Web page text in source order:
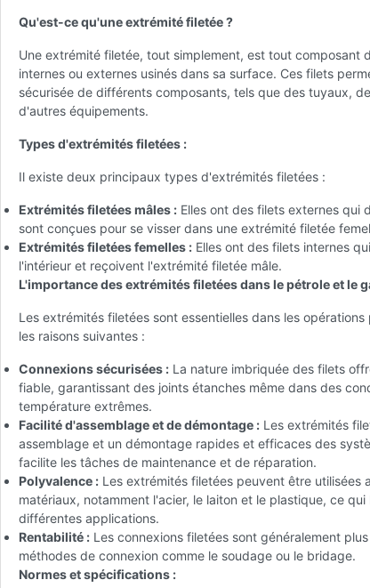
Qu'est-ce qu'une extrémité filetée ?
Une extrémité filetée, tout simplement, est tout composant
internes ou externes usinés dans sa surface. Ces filets
sécurisée de différents composants, tels que des tuyaux,
d'autres équipements.
Types d'extrémités filetées :
Il existe deux principaux types d'extrémités filetées :
Extrémités filetées mâles : Elles ont des filets externes qui
sont conçues pour se visser dans une extrémité filetée
Extrémités filetées femelles : Elles ont des filets internes
l'intérieur et reçoivent l'extrémité filetée mâle.
L'importance des extrémités filetées dans le pétrole et le
Les extrémités filetées sont essentielles dans les
les raisons suivantes :
Connexions sécurisées : La nature imbriquée des filets
fiable, garantissant des joints étanches même dans des
température extrêmes.
Facilité d'assemblage et de démontage : Les extrémités
assemblage et un démontage rapides et efficaces des
facilite les tâches de maintenance et de réparation.
Polyvalence : Les extrémités filetées peuvent être utilisées
matériaux, notamment l'acier, le laiton et le plastique, ce
différentes applications.
Rentabilité : Les connexions filetées sont généralement
méthodes de connexion comme le soudage ou le bridage.
Normes et spécifications :